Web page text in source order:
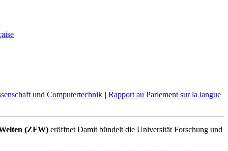
und Computertechnik | Rapport au Parlement sur la langue
(ZFW) eröffnet Damit bündelt die Universität Forschung und